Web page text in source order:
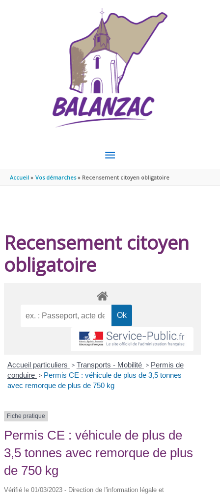
MENU
PRINCIPAL
Accueil Vos démarches Recensement citoyen obligatoire
Recensement citoyen
obligatoire
Accueil particuliers > Transports - Mobilité > Permis de
conduire > Permis CE : véhicule de plus de 3,5 tonnes
avec remorque de plus de 750 kg
Fiche pratique
Permis CE : véhicule de plus de
3,5 tonnes avec remorque de plus
de 750 kg
Vérifié le 01/03/2023 - Direction de l'information légale et